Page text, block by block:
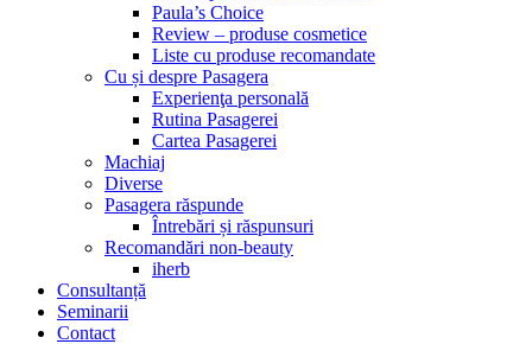
Paula’s Choice
Review – produse cosmetice
Liste cu produse recomandate
Cu și despre Pasagera
Experienţa personală
Rutina Pasagerei
Cartea Pasagerei
Machiaj
Diverse
Pasagera răspunde
Întrebări și răspunsuri
Recomandări non-beauty
iherb
Consultanță
Seminarii
Contact